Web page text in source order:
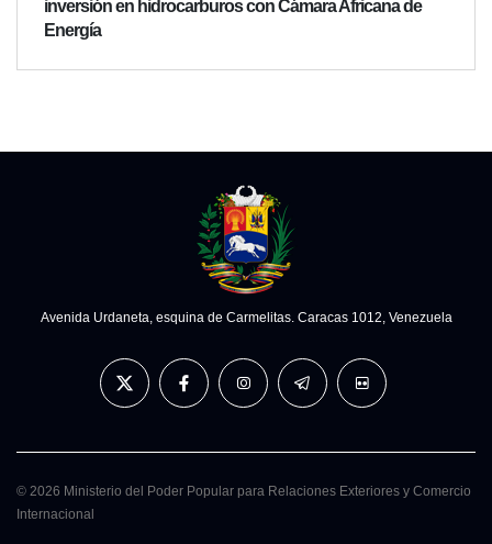
inversión en hidrocarburos con Cámara Africana de
Energía
Avenida Urdaneta, esquina de Carmelitas. Caracas 1012, Venezuela
© 2026 Ministerio del Poder Popular para Relaciones Exteriores y Comercio
Internacional